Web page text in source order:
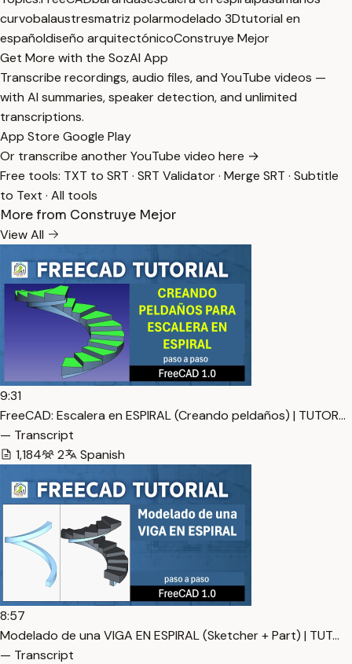
curvobalaustresmatriz polarmodelado 3Dtutorial en
españoldiseño arquitectónicoConstruye Mejor
Get More with the SozAI App
Transcribe recordings, audio files, and YouTube videos —
with AI summaries, speaker detection, and unlimited
transcriptions.
App Store Google Play
Or transcribe another YouTube video here →
Free tools: TXT to SRT · SRT Validator· Merge SRT · Subtitle
to Text · All tools
More from Construye Mejor
View All
9:31
FreeCAD: Escalera en ESPIRAL (Creando peldaños) | TUTOR…
— Transcript
1,184
2 Spanish
8:57
Modelado de una VIGA EN ESPIRAL (Sketcher + Part) | TUT…
— Transcript